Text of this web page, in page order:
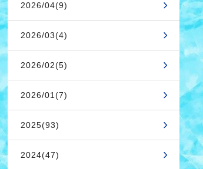
2026/04(9)
2026/03(4)
2026/02(5)
2026/01(7)
2025(93)
2024(47)